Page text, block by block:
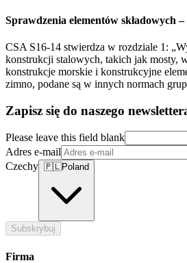
Sprawdzenia elementów składowych
CSA S16-14 stwierdza w rozdziale 1:
konstrukcji stalowych, takich jak mosty,
konstrukcje morskie i konstrukcyjne
zimno, podane są w innych normach
Zapisz się do naszego
Please leave this field blank
Adres e-mail
Czechy 🇵🇱Poland
Subskrybuj
Firma